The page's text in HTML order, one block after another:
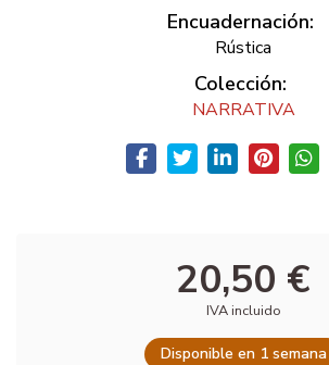
Encuadernación:
Rústica
Colección:
NARRATIVA
20,50 €
IVA incluido
Disponible en 1 semana